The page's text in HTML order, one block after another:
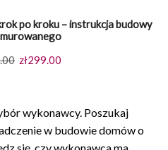
po kroku – instrukcja budowy
Pierwotna
zł499.00.
zł299.00
zł299.00.
wykonawcy. Poszukaj
w budowie domów o
się, czy wykonawca ma